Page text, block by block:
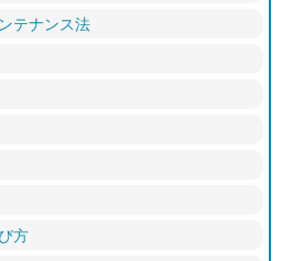
テナンス法
方